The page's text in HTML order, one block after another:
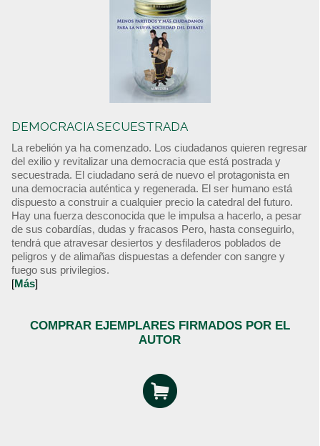
DEMOCRACIA SECUESTRADA
La rebelión ya ha comenzado. Los ciudadanos quieren regresar
del exilio y revitalizar una democracia que está postrada y
secuestrada. El ciudadano será de nuevo el protagonista en
una democracia auténtica y regenerada. El ser humano está
dispuesto a construir a cualquier precio la catedral del futuro.
Hay una fuerza desconocida que le impulsa a hacerlo, a pesar
de sus cobardías, dudas y fracasos Pero, hasta conseguirlo,
tendrá que atravesar desiertos y desfiladeros poblados de
peligros y de alimañas dispuestas a defender con sangre y
fuego sus privilegios.
[Más]
COMPRAR EJEMPLARES FIRMADOS POR EL
AUTOR